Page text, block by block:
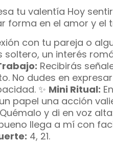
tu valentía Hoy
forma en el amor y el
con tu pareja o
soltero, un interés
Recibirás
No dudes en
✨ Mini Ritual:
papel una acción
y di en voz
llega a mí con
4, 21.